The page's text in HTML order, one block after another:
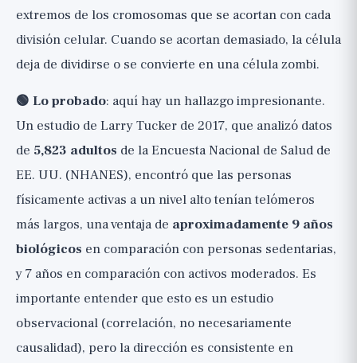
extremos de los cromosomas que se acortan con cada
división celular. Cuando se acortan demasiado, la célula
deja de dividirse o se convierte en una célula zombi.
🟢 Lo probado: aquí hay un hallazgo impresionante.
Un estudio de Larry Tucker de 2017, que analizó datos
de 5,823 adultos de la Encuesta Nacional de Salud de
EE. UU. (NHANES), encontró que las personas
físicamente activas a un nivel alto tenían telómeros
más largos, una ventaja de aproximadamente 9 años
biológicos en comparación con personas sedentarias,
y 7 años en comparación con activos moderados. Es
importante entender que esto es un estudio
observacional (correlación, no necesariamente
causalidad), pero la dirección es consistente en